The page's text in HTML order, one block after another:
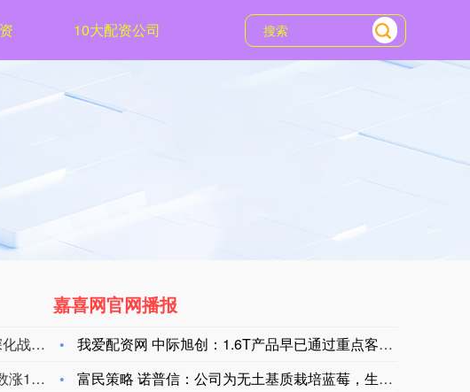
10大配资公司
据国科军工消息，8月4日，国科军工与军工信航举行“深化战略协同共筑发展新篇”战略合作签约仪式。双方表示，将以本次战略签约为新起点，高效推进各项合作落地实施，积极培育军工领域新质生产力，夯实集团内部协同发展载体，全力落地集团“12348”发展战略，依托全省“1269”产业布局，聚力做强江西本土航空航天产业集群，为行业高质量发展注入强劲动力。
A股收盘，上证指数涨1.02%，深证成指涨1.42%，创业板指涨1.35%。
嘉喜网官网播报
我爱配资网 中际旭创：1.6T产品早已通过重点客户的验证，并
富民策略 诺普信：公司为无土基质栽培蓝莓，生命周期为五年以上